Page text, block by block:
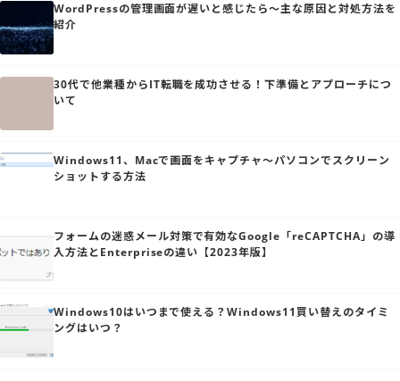
WordPressの管理画面が遅いと感じたら～主な原因と対処方法を
紹介
30代で他業種からIT転職を成功させる！下準備とアプローチにつ
いて
Windows11、Macで画面をキャプチャ～パソコンでスクリーン
ショットする方法
フォームの迷惑メール対策で有効なGoogle「reCAPTCHA」の導
入方法とEnterpriseの違い【2023年版】
Windows10はいつまで使える？Windows11買い替えのタイミ
ングはいつ？